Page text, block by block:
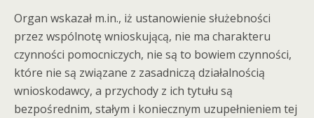
Organ wskazał m.in., iż ustanowienie służebności
przez wspólnotę wnioskującą, nie ma charakteru
czynności pomocniczych, nie są to bowiem czynności,
które nie są związane z zasadniczą działalnością
wnioskodawcy, a przychody z ich tytułu są
bezpośrednim, stałym i koniecznym uzupełnieniem tej